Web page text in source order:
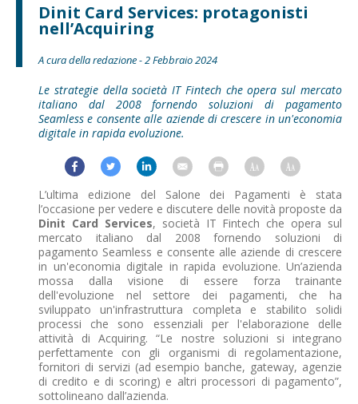
Dinit Card Services: protagonisti
nell’Acquiring
A cura della redazione - 2 Febbraio 2024
Le strategie della società IT Fintech che opera sul mercato
italiano dal 2008 fornendo soluzioni di pagamento
Seamless e consente alle aziende di crescere in un'economia
digitale in rapida evoluzione.
L’ultima edizione del Salone dei Pagamenti è stata
l’occasione per vedere e discutere delle novità proposte da
Dinit Card Services, società IT Fintech che opera sul
mercato italiano dal 2008 fornendo soluzioni di
pagamento Seamless e consente alle aziende di crescere
in un'economia digitale in rapida evoluzione. Un’azienda
mossa dalla visione di essere forza trainante
dell'evoluzione nel settore dei pagamenti, che ha
sviluppato un'infrastruttura completa e stabilito solidi
processi che sono essenziali per l'elaborazione delle
attività di Acquiring. “Le nostre soluzioni si integrano
perfettamente con gli organismi di regolamentazione,
fornitori di servizi (ad esempio banche, gateway, agenzie
di credito e di scoring) e altri processori di pagamento”,
sottolineano dall’azienda.